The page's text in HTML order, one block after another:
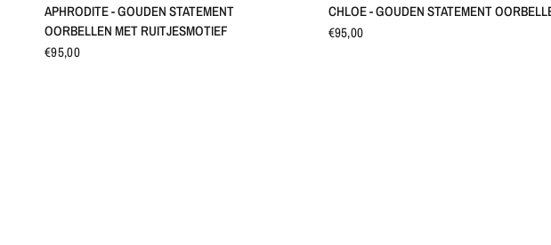
APHRODITE - GOUDEN STATEMENT
OORBELLEN MET RUITJESMOTIEF
€95,00
CHLOE - GOUDEN STATEMENT
€95,00